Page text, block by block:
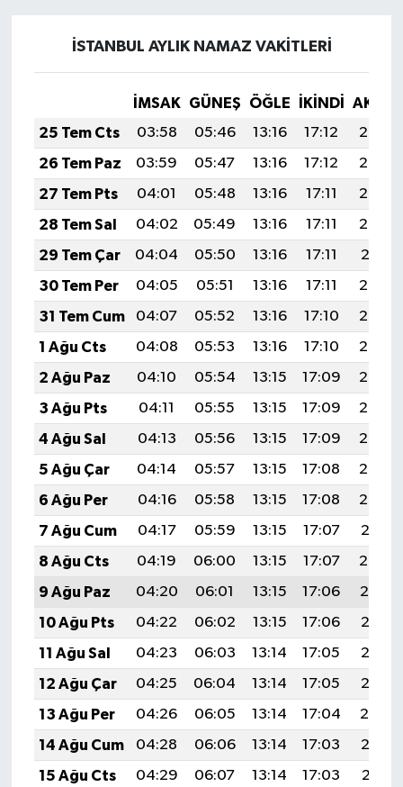
İSTANBUL AYLIK NAMAZ VAKITLERI
İMSAK GÜNEŞ ÖĞLE İKINDI
25 Tem Cts
03:58 05:46 13:16 17:12
20:35
26 Tem Paz
03:59 05:47 13:16 17:12
20:34
27 Tem Pts
04:01 05:48 13:16 17:11
20:33
28 Tem Sal
04:02 05:49 13:16 17:11
20:32
29 Tem Çar
04:04 05:50 13:16 17:11
20:31
30 Tem Per
04:05 05:51 13:16 17:11
20:30
31 Tem Cum
04:07 05:52 13:16 17:10
20:29
1 Ağu Cts
04:08 05:53 13:16 17:10
20:28
2 Ağu Paz
04:10 05:54 13:15 17:09
20:27
3 Ağu Pts
04:11 05:55 13:15 17:09
20:26
4 Ağu Sal
04:13 05:56 13:15 17:09
20:25
5 Ağu Çar
04:14 05:57 13:15 17:08
20:24
6 Ağu Per
04:16 05:58 13:15 17:08
20:23
7 Ağu Cum
04:17 05:59 13:15 17:07
20:21
8 Ağu Cts
04:19 06:00 13:15 17:07
20:20
9 Ağu Paz
04:20 06:01 13:15 17:06
20:19
10 Ağu Pts
04:22 06:02 13:15 17:06
20:18
11 Ağu Sal
04:23 06:03 13:14 17:05
20:16
12 Ağu Çar
04:25 06:04 13:14 17:05
20:15
13 Ağu Per
04:26 06:05 13:14 17:04
20:14
14 Ağu Cum
04:28 06:06 13:14 17:03
20:12
15 Ağu Cts
04:29 06:07 13:14 17:03
20:11